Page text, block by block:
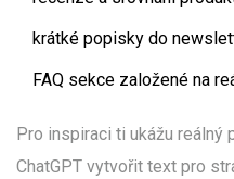
krátké popisky do
FAQ sekce založené na
Pro inspiraci ti ukážu reálný
ChatGPT vytvořit text pro